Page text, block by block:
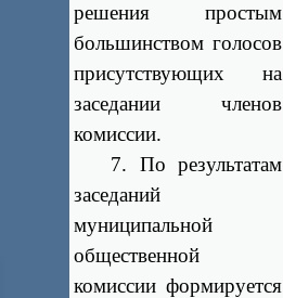
решения простым
большинством голосов
присутствующих на
заседании членов
комиссии.
7. По результатам
заседаний
муниципальной
общественной
комиссии формируется